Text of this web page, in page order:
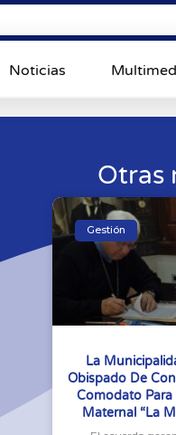
Noticias
Otras
Gestión
La
Obispado De
Comodato Para
Maternal “La